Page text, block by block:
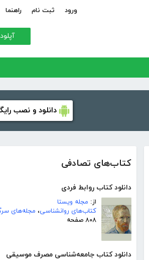
ورود ثبت نام راهنما
دانلود و نصب
کتاب‌های تصادفی
دانلود کتاب روابط فردی
از: مجله ویستا
کتاب‌های روانشناسی، مجله‌های
۸۰۸ صفحه
دانلود کتاب جامعه‌شناسی مصرف موسیقی